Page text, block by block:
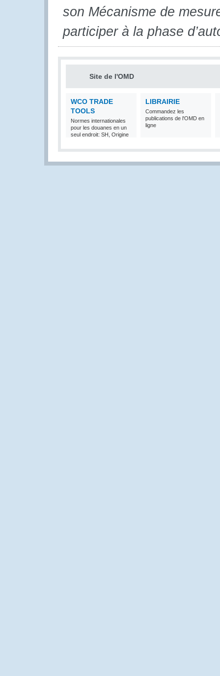
son Mécanisme de
participer à la phase
Site de l'OMD
WCO TRADE
TOOLS
Normes internationales
pour les douanes en un
seul endroit: SH, Origine
LIBRAIRIE
Commandez les
publications de l'OMD en
ligne